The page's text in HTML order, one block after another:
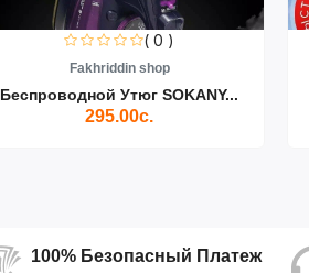
( 0 )
Fakhriddin shop
Беспроводной Утюг SOKANY...
295.00с.
100% Безопасный Платеж